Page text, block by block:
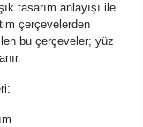
tasarım anlayışı ile
çerçevelerden
bu çerçeveler; yüz